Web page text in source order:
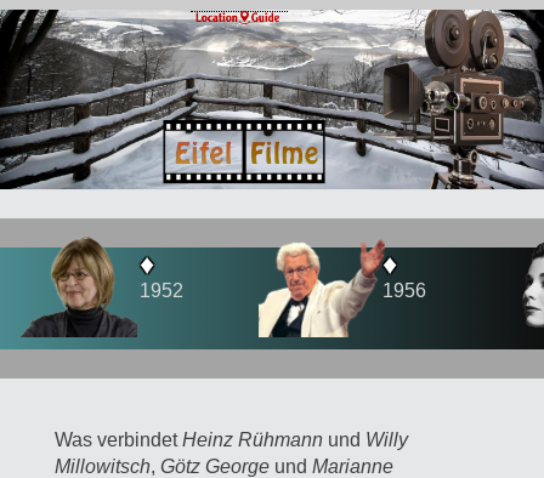
Was verbindetHeinz Rühmannund Willy
Millowitsch, Götz Georgeund Marianne